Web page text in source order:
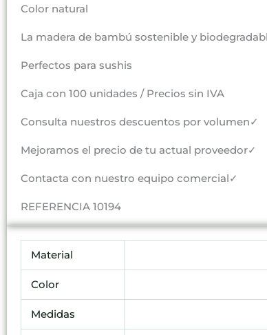
Color natural
La madera de bambú sostenible y
Perfectos para sushis
Caja con 100 unidades / Precios sin IVA
Consulta nuestros descuentos por volumen✓
Mejoramos el precio de tu actual proveedor✓
Contacta con nuestro equipo comercial✓
REFERENCIA 10194
Material
Color
Medidas